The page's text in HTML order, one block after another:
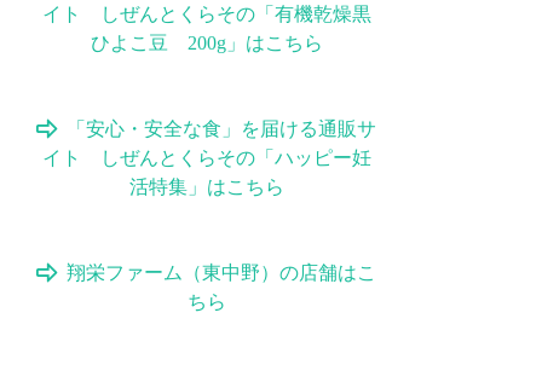
イト しぜんとくらその「有機乾燥黒
ひよこ豆 200g」はこちら
「安心・安全な食」を届ける通販サ
イト しぜんとくらその「ハッピー妊
活特集」はこちら
翔栄ファーム（東中野）の店舗はこ
ちら